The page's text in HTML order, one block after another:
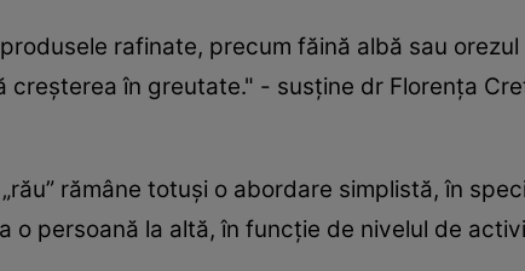
rafinate, precum făină albă sau
în greutate." - susţine dr Florenţa
rămâne totuşi o abordare simplistă, în
o persoană la altă, în funcţie de nivelul de